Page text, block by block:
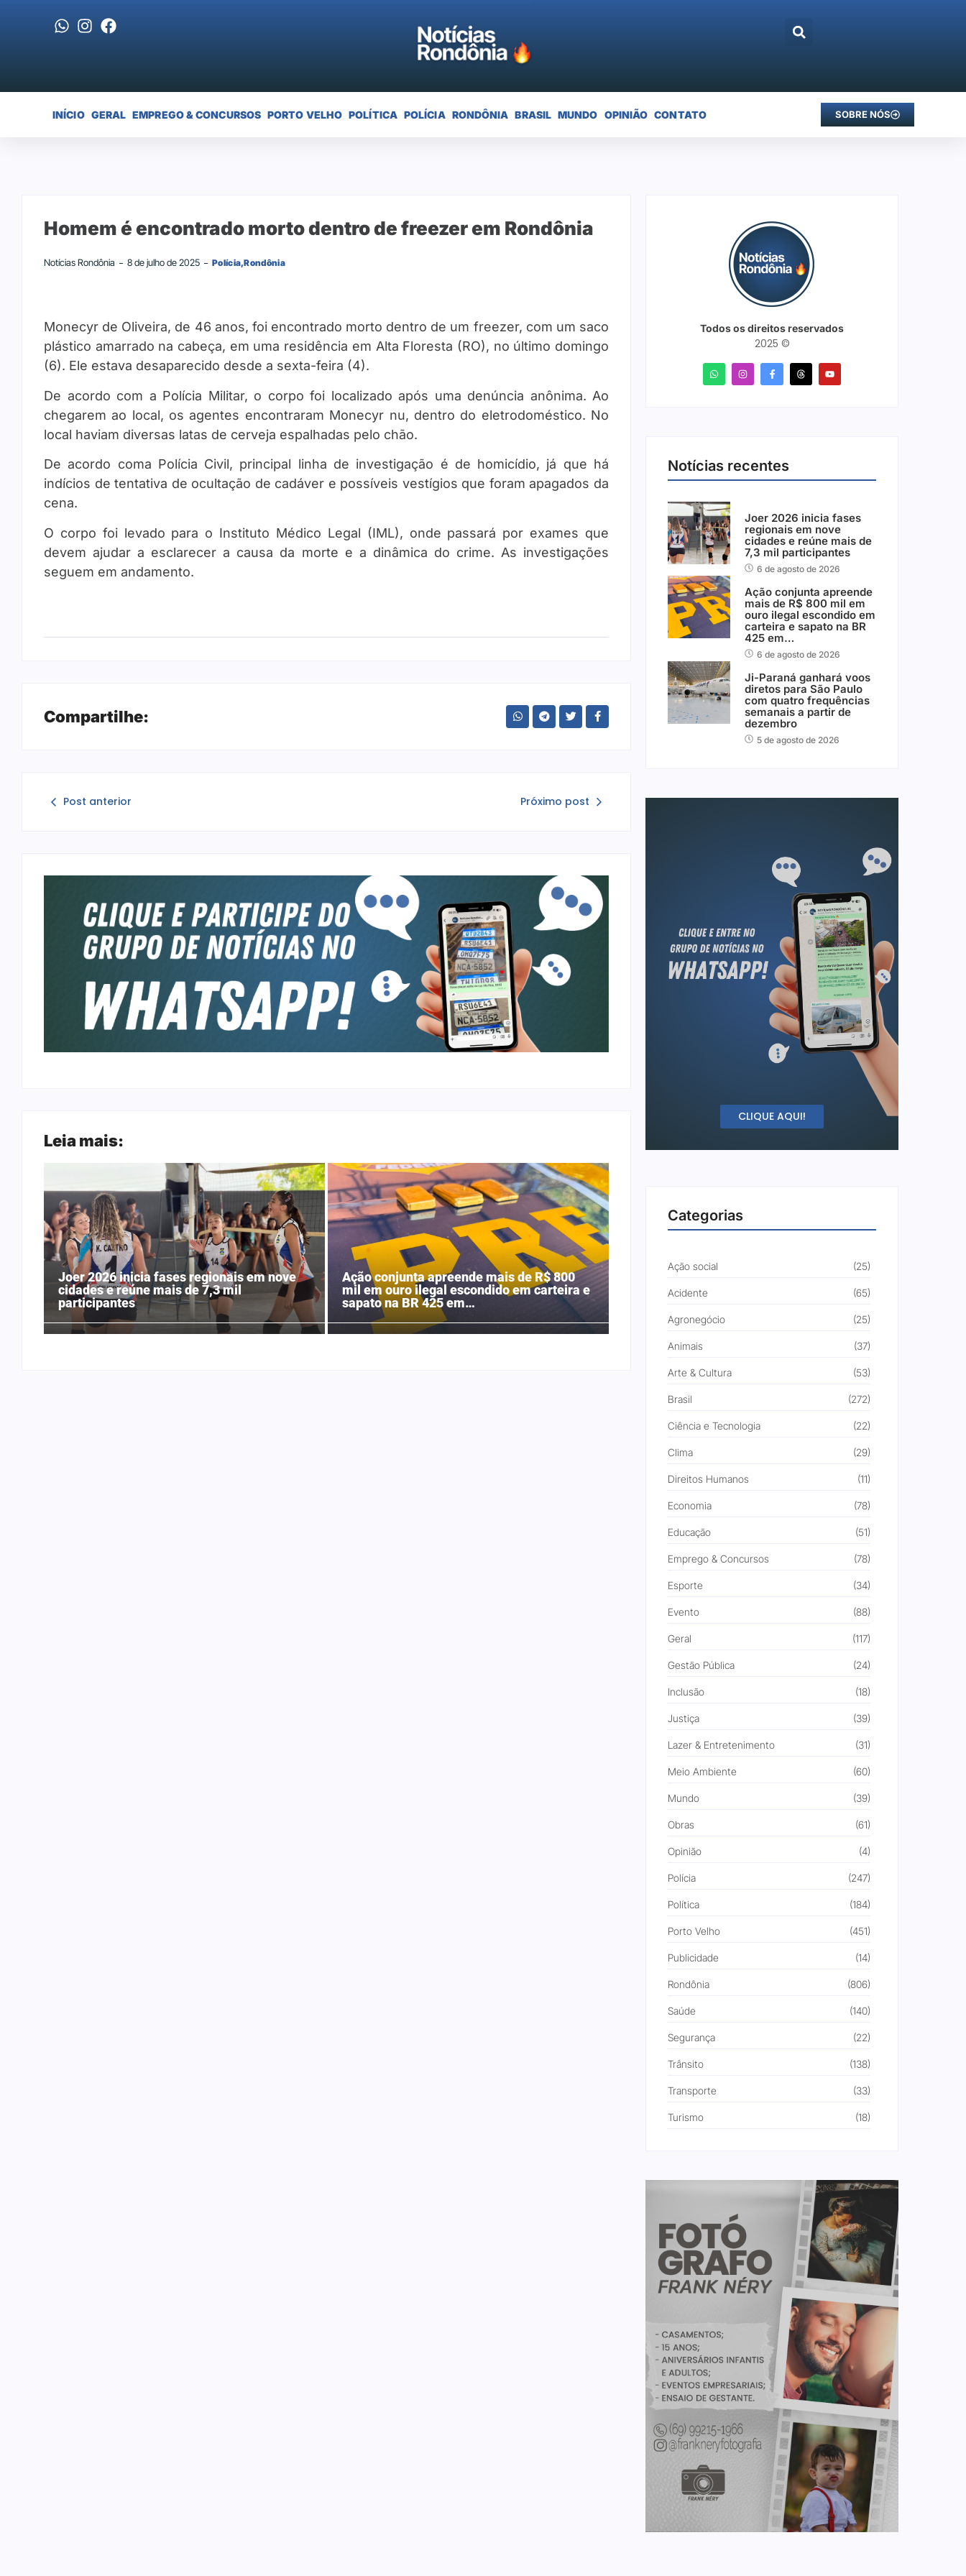
INÍCIO GERAL EMPREGO & CONCURSOS PORTO VELHO POLÍTICA POLÍCIA RONDÔNIA BRASIL MUNDO OPINIÃO CONTATO SOBRE NÓS
Homem é encontrado morto dentro de freezer em Rondônia
Notícias Rondônia 8 de julho de 2025 Polícia,Rondônia
Monecyr de Oliveira, de 46 anos, foi encontrado morto dentro de um freezer, com um saco
plástico amarrado na cabeça, em uma residência em Alta Floresta (RO), no último domingo
(6). Ele estava desaparecido desde a sexta-feira (4).
De acordo com a Polícia Militar, o corpo foi localizado após uma denúncia anônima. Ao
chegarem ao local, os agentes encontraram Monecyr nu, dentro do eletrodoméstico. No
local haviam diversas latas de cerveja espalhadas pelo chão.
De acordo coma Polícia Civil, principal linha de investigação é de homicídio, já que há
indícios de tentativa de ocultação de cadáver e possíveis vestígios que foram apagados da
cena.
O corpo foi levado para o Instituto Médico Legal (IML), onde passará por exames que
devem ajudar a esclarecer a causa da morte e a dinâmica do crime. As investigações
seguem em andamento.
Compartilhe:
Post anterior Próximo post
Leia mais:
Joer 2026 inicia fases regionais em nove
cidades e reúne mais de 7,3 mil
participantes
Ação conjunta apreende mais de R$ 800
mil em ouro ilegal escondido em carteira e
sapato na BR 425 em…
Todos os direitos reservados
2025 ©
Notícias recentes
Joer 2026 inicia fases
regionais em nove
cidades e reúne mais de
7,3 mil participantes
6 de agosto de 2026
Ação conjunta apreende
mais de R$ 800 mil em
ouro ilegal escondido em
carteira e sapato na BR
425 em…
6 de agosto de 2026
Ji-Paraná ganhará voos
diretos para São Paulo
com quatro frequências
semanais a partir de
dezembro
5 de agosto de 2026
CLIQUE AQUI!
Categorias
Ação social (25)
Acidente (65)
Agronegócio (25)
Animais (37)
Arte & Cultura (53)
Brasil (272)
Ciência e Tecnologia (22)
Clima (29)
Direitos Humanos (11)
Economia (78)
Educação (51)
Emprego & Concursos (78)
Esporte (34)
Evento (88)
Geral (117)
Gestão Pública (24)
Inclusão (18)
Justiça (39)
Lazer & Entretenimento (31)
Meio Ambiente (60)
Mundo (39)
Obras (61)
Opinião (4)
Polícia (247)
Política (184)
Porto Velho (451)
Publicidade (14)
Rondônia (806)
Saúde (140)
Segurança (22)
Trânsito (138)
Transporte (33)
Turismo (18)